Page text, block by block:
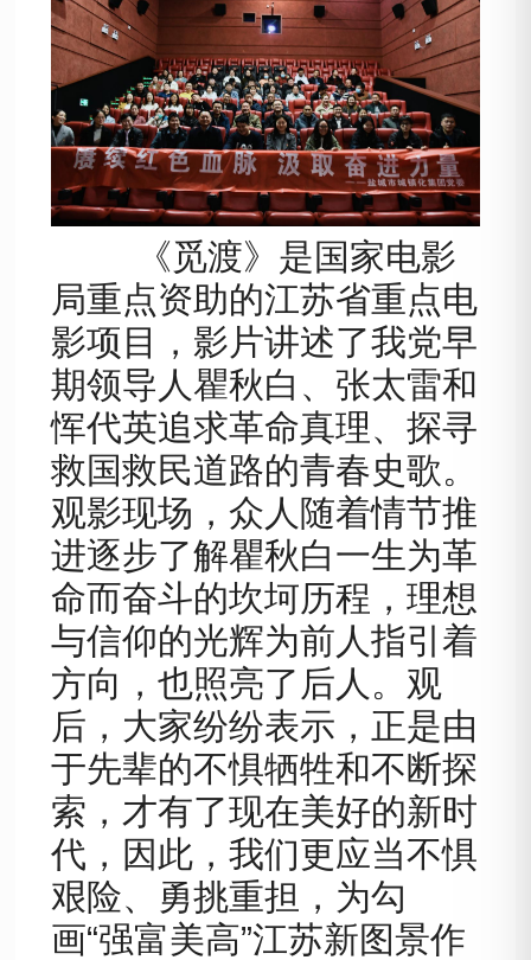
《觅渡》是国家电影
局重点资助的江苏省重点电
影项目，影片讲述了我党早
期领导人瞿秋白、张太雷和
恽代英追求革命真理、探寻
救国救民道路的青春史歌。
观影现场，众人随着情节推
进逐步了解瞿秋白一生为革
命而奋斗的坎坷历程，理想
与信仰的光辉为前人指引着
方向，也照亮了后人。观
后，大家纷纷表示，正是由
于先辈的不惧牺牲和不断探
索，才有了现在美好的新时
代，因此，我们更应当不惧
艰险、勇挑重担，为勾
画“强富美高”江苏新图景作